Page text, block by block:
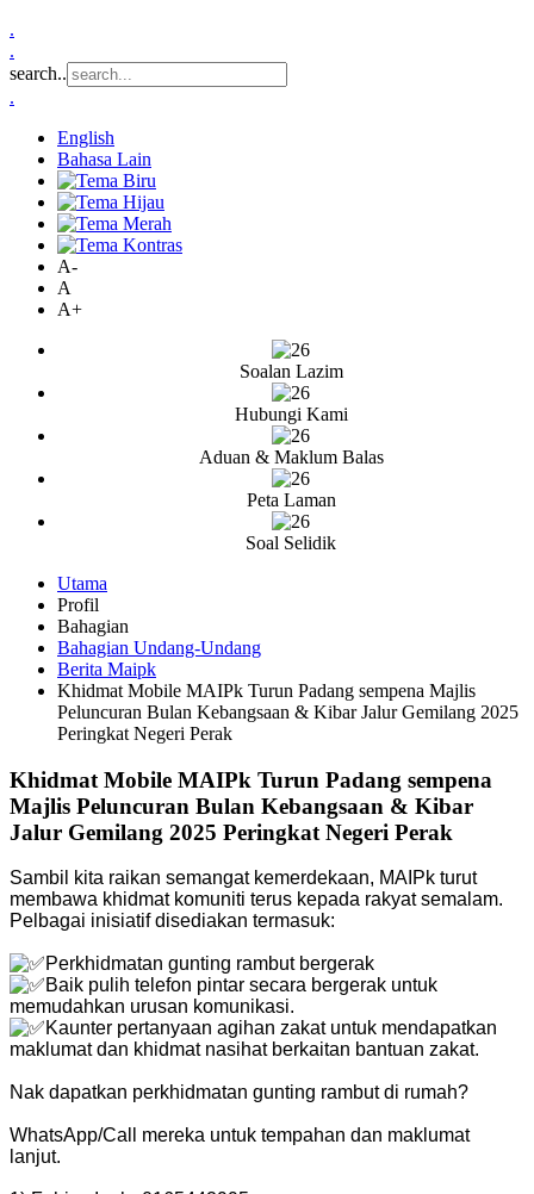
.
.
search..
.
English
Bahasa Lain
A-
A
A+
Soalan Lazim
Hubungi Kami
Aduan & Maklum Balas
Peta Laman
Soal Selidik
Utama
Profil
Bahagian
Bahagian Undang-Undang
Berita Maipk
Khidmat Mobile MAIPk Turun Padang sempena Majlis
Peluncuran Bulan Kebangsaan & Kibar Jalur Gemilang 2025
Peringkat Negeri Perak
Khidmat Mobile MAIPk Turun Padang sempena
Majlis Peluncuran Bulan Kebangsaan & Kibar
Jalur Gemilang 2025 Peringkat Negeri Perak
Sambil kita raikan semangat kemerdekaan, MAIPk turut
membawa khidmat komuniti terus kepada rakyat semalam.
Pelbagai inisiatif disediakan termasuk:
Perkhidmatan gunting rambut bergerak
Baik pulih telefon pintar secara bergerak untuk
memudahkan urusan komunikasi.
Kaunter pertanyaan agihan zakat untuk mendapatkan
maklumat dan khidmat nasihat berkaitan bantuan zakat.
Nak dapatkan perkhidmatan gunting rambut di rumah?
WhatsApp/Call mereka untuk tempahan dan maklumat
lanjut.